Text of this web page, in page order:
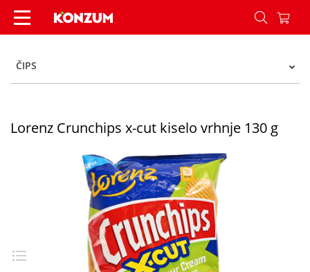
Lorenz Crunchips x-cut kiselo vrhnje 130 g -
ČIPS
Lorenz Crunchips x-cut kiselo vrhnje 130 g